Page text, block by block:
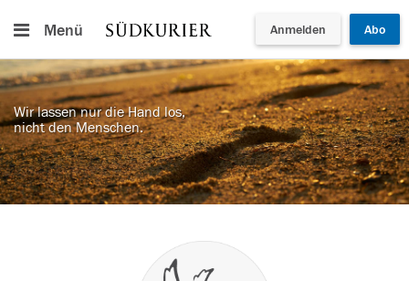
Menü Anmelden Abo
Wir lassen nur die Hand los,
nicht den Menschen.